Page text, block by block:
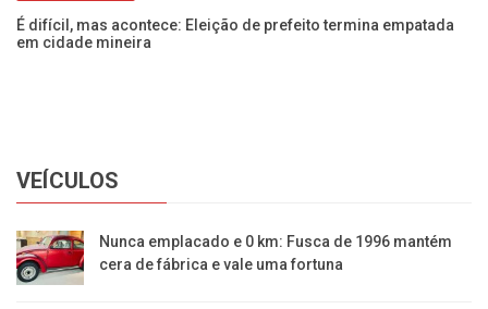
É difícil, mas acontece: Eleição de prefeito termina empatada
em cidade mineira
VEÍCULOS
Nunca emplacado e 0 km: Fusca de 1996 mantém
cera de fábrica e vale uma fortuna